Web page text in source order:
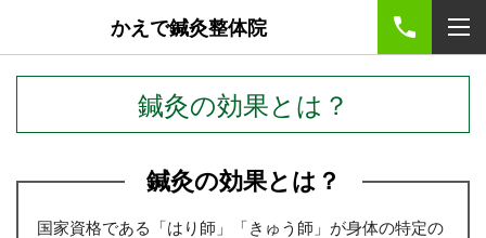
かえで鍼灸整体院
鍼灸の効果とは？
鍼灸の効果とは？
国家資格である「はり師」「きゅう師」が身体の特定の